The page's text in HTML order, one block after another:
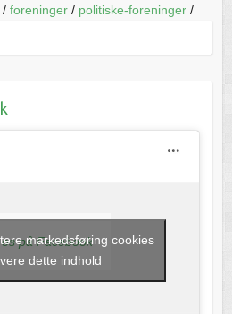
foreninger/ politiske-foreninger/
på Facebook
markedsføring cookies
dette indhold